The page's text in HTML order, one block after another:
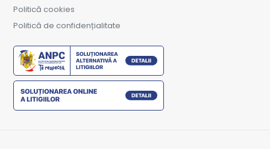
Politică cookies
Politică de confidențialitate